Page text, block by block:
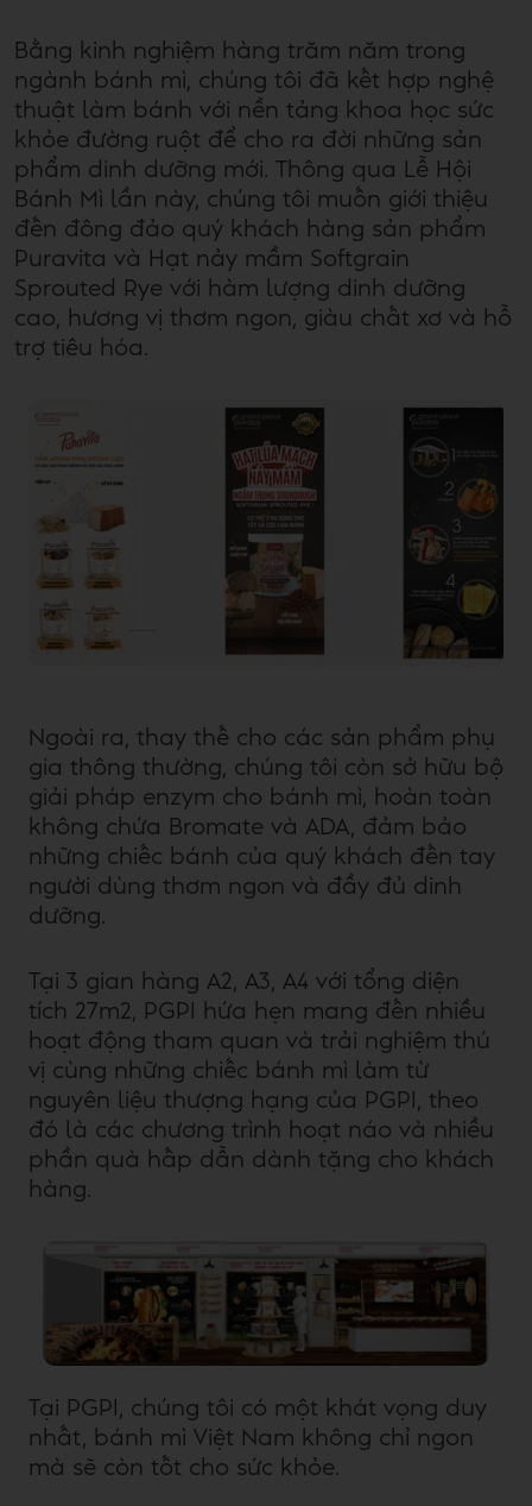
Bằng kinh nghiệm hàng trăm năm trong
ngành bánh mì, chúng tôi đã kết hợp nghệ
thuật làm bánh với nền tảng khoa học sức
khỏe đường ruột để cho ra đời những sản
phẩm dinh dưỡng mới. Thông qua Lễ Hội
Bánh Mì lần này, chúng tôi muốn giới thiệu
đến đông đảo quý khách hàng sản phẩm
Puravita và Hạt nảy mầm Softgrain
Sprouted Rye với hàm lượng dinh dưỡng
cao, hương vị thơm ngon, giàu chất xơ và hỗ
trợ tiêu hóa.
Ngoài ra, thay thế cho các sản phẩm phụ
gia thông thường, chúng tôi còn sở hữu bộ
giải pháp enzym cho bánh mì, hoàn toàn
không chứa Bromate và ADA, đảm bảo
những chiếc bánh của quý khách đến tay
người dùng thơm ngon và đầy đủ dinh
dưỡng.
Tại 3 gian hàng A2, A3, A4 với tổng diện
tích 27m2, PGPI hứa hẹn mang đến nhiều
hoạt động tham quan và trải nghiệm thú
vị cùng những chiếc bánh mì làm từ
nguyên liệu thượng hạng của PGPI, theo
đó là các chương trình hoạt náo và nhiều
phần quà hấp dẫn dành tặng cho khách
hàng.
Tại PGPI, chúng tôi có một khát vọng duy
nhất, bánh mì Việt Nam không chỉ ngon
mà sẽ còn tốt cho sức khỏe.